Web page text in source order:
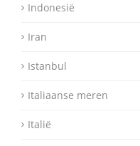
Indonesië
Iran
Istanbul
Italiaanse meren
Italië